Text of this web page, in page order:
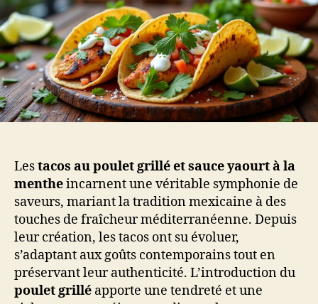
Lestacos au poulet grillé et sauce yaourt à la
mentheincarnent une véritable symphonie de
saveurs, mariant la tradition mexicaine à des
touches de fraîcheur méditerranéenne. Depuis
leur création, les tacos ont su évoluer,
s’adaptant aux goûts contemporains tout en
préservant leur authenticité. L’introduction du
poulet grillé apporte une tendreté et une